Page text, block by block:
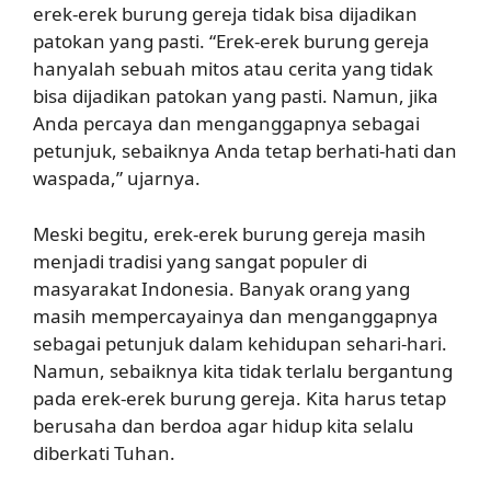
erek-erek burung gereja tidak bisa dijadikan
patokan yang pasti. “Erek-erek burung gereja
hanyalah sebuah mitos atau cerita yang tidak
bisa dijadikan patokan yang pasti. Namun, jika
Anda percaya dan menganggapnya sebagai
petunjuk, sebaiknya Anda tetap berhati-hati dan
waspada,” ujarnya.
Meski begitu, erek-erek burung gereja masih
menjadi tradisi yang sangat populer di
masyarakat Indonesia. Banyak orang yang
masih mempercayainya dan menganggapnya
sebagai petunjuk dalam kehidupan sehari-hari.
Namun, sebaiknya kita tidak terlalu bergantung
pada erek-erek burung gereja. Kita harus tetap
berusaha dan berdoa agar hidup kita selalu
diberkati Tuhan.